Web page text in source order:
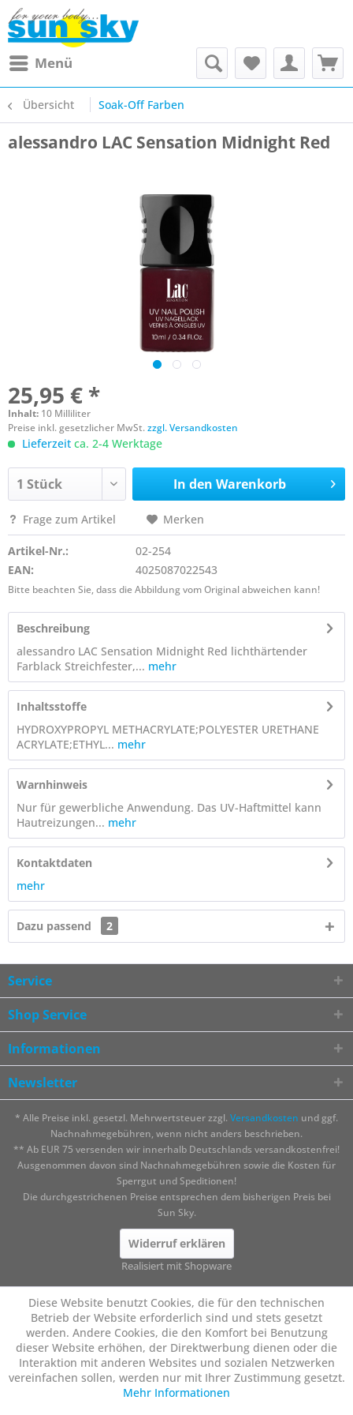
Menü
Übersicht Soak-Off Farben
alessandro LAC Sensation Midnight Red
25,95 € *
Inhalt: 10 Milliliter
Preise inkl. gesetzlicher MwSt.zzgl. Versandkosten
Lieferzeit ca. 2-4 Werktage
In den Warenkorb
Frage zum Artikel Merken
Artikel-Nr.:
02-254
EAN:
4025087022543
Bitte beachten Sie, dass die Abbildung vom Original abweichen kann!
Beschreibung
alessandro LAC Sensation Midnight Red lichthärtender
Farblack Streichfester,... mehr
Inhaltsstoffe
HYDROXYPROPYL METHACRYLATE;POLYESTER URETHANE
ACRYLATE;ETHYL... mehr
Warnhinweis
Nur für gewerbliche Anwendung. Das UV-Haftmittel kann
Hautreizungen... mehr
Kontaktdaten
mehr
Dazu passend 2
Service
Shop Service
Informationen
Newsletter
* Alle Preise inkl. gesetzl. Mehrwertsteuer zzgl. Versandkosten und ggf.
Nachnahmegebühren, wenn nicht anders beschrieben.
** Ab EUR 75 versenden wir innerhalb Deutschlands versandkostenfrei!
Ausgenommen davon sind Nachnahmegebühren sowie die Kosten für
Sperrgut und Speditionen!
Die durchgestrichenen Preise entsprechen dem bisherigen Preis bei
Sun Sky.
Widerruf erklären
Realisiert mit Shopware
Diese Website benutzt Cookies, die für den technischen
Betrieb der Website erforderlich sind und stets gesetzt
werden. Andere Cookies, die den Komfort bei Benutzung
dieser Website erhöhen, der Direktwerbung dienen oder die
Interaktion mit anderen Websites und sozialen Netzwerken
vereinfachen sollen, werden nur mit Ihrer Zustimmung gesetzt.
Mehr Informationen